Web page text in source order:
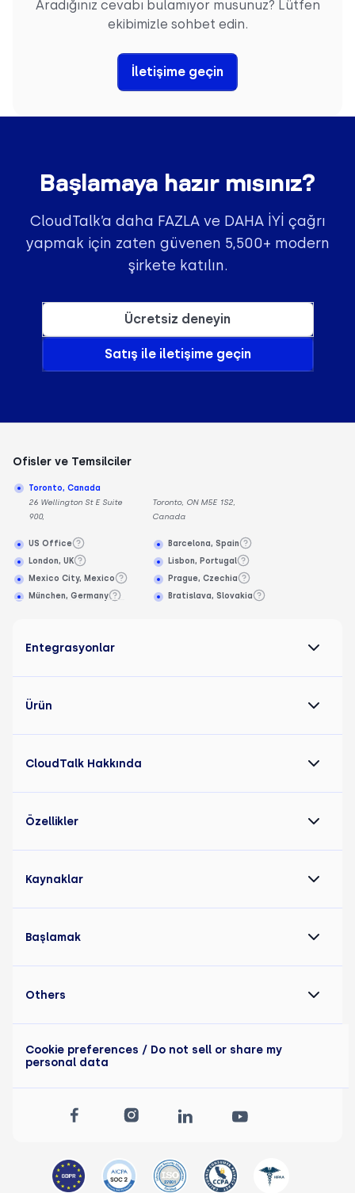
Aradığınız cevabı bulamıyor musunuz? Lütfen
ekibimizle sohbet edin.
İletişime geçin
Başlamaya hazır mısınız?
CloudTalk’a daha FAZLA ve DAHA İYİ çağrı
yapmak için zaten güvenen 5,500+ modern
şirkete katılın.
Ücretsiz deneyin
Satış ile iletişime geçin
Ofisler ve Temsilciler
Toronto, Canada
26 Wellington St E Suite
900,
Toronto, ON M5E 1S2,
Canada
US Office
London, UK
Mexico City, Mexico
München, Germany
Barcelona, Spain
Lisbon, Portugal
Prague, Czechia
Bratislava, Slovakia
Entegrasyonlar
Ürün
CloudTalk Hakkında
Özellikler
Kaynaklar
Başlamak
Others
Cookie preferences / Do not sell or share my
personal data